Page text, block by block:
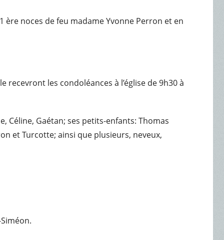
ère noces de feu madame Yvonne Perron et en
recevront les condoléances à l’église de 9h30 à
Céline, Gaétan; ses petits-enfants: Thomas
et Turcotte; ainsi que plusieurs, neveux,